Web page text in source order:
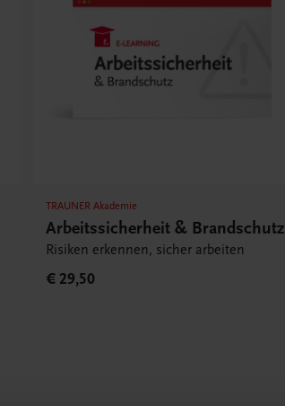
TRAUNER Akademie
Arbeitssicherheit & Brandschutz
Risiken erkennen, sicher arbeiten
€ 29,50